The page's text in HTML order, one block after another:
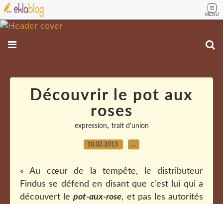
MENU
Découvrir le pot aux
roses
expression, trait d'union
10.02.2013 …
« Au cœur de la tempête, le distributeur
Findus se défend en disant que c’est lui qui a
découvert lepot-aux-rose, et pas les autorités